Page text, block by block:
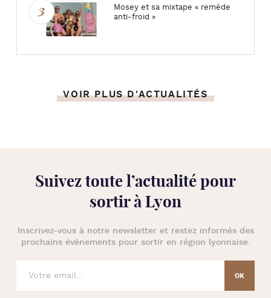
Mosey et sa mixtape « remède
anti-froid »
VOIR PLUS D'ACTUALITÉS
Suivez toute l’actualité pour
sortir à Lyon
Inscrivez-vous à notre newsletter et restez informés des
prochains évènements pour sortir en région lyonnaise.